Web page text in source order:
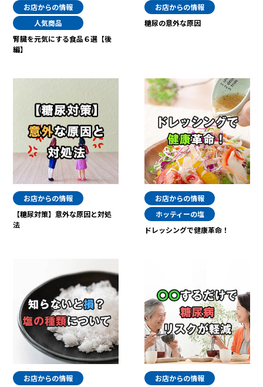
お店からの情報
人気商品
腎臓を元気にする食品６選【後
編】
お店からの情報
糖尿の意外な原因
お店からの情報
【糖尿対策】意外な原因と対処
法
お店からの情報
ホッティーの塩
ドレッシングで健康革命！
お店からの情報 お店からの情報